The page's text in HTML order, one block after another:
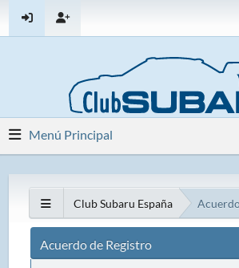
Menú Principal
Club Subaru España
Acuerdo de Registro